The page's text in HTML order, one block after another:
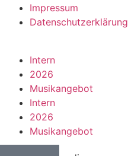
Impressum
Datenschutzerklärung
Intern
2026
Musikangebot
Intern
2026
Musikangebot